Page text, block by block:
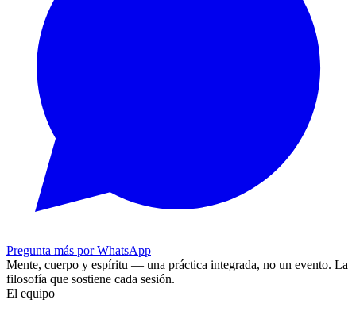
Pregunta más por WhatsApp
Mente, cuerpo y espíritu — una práctica integrada, no un evento. La
filosofía que sostiene cada sesión.
El equipo